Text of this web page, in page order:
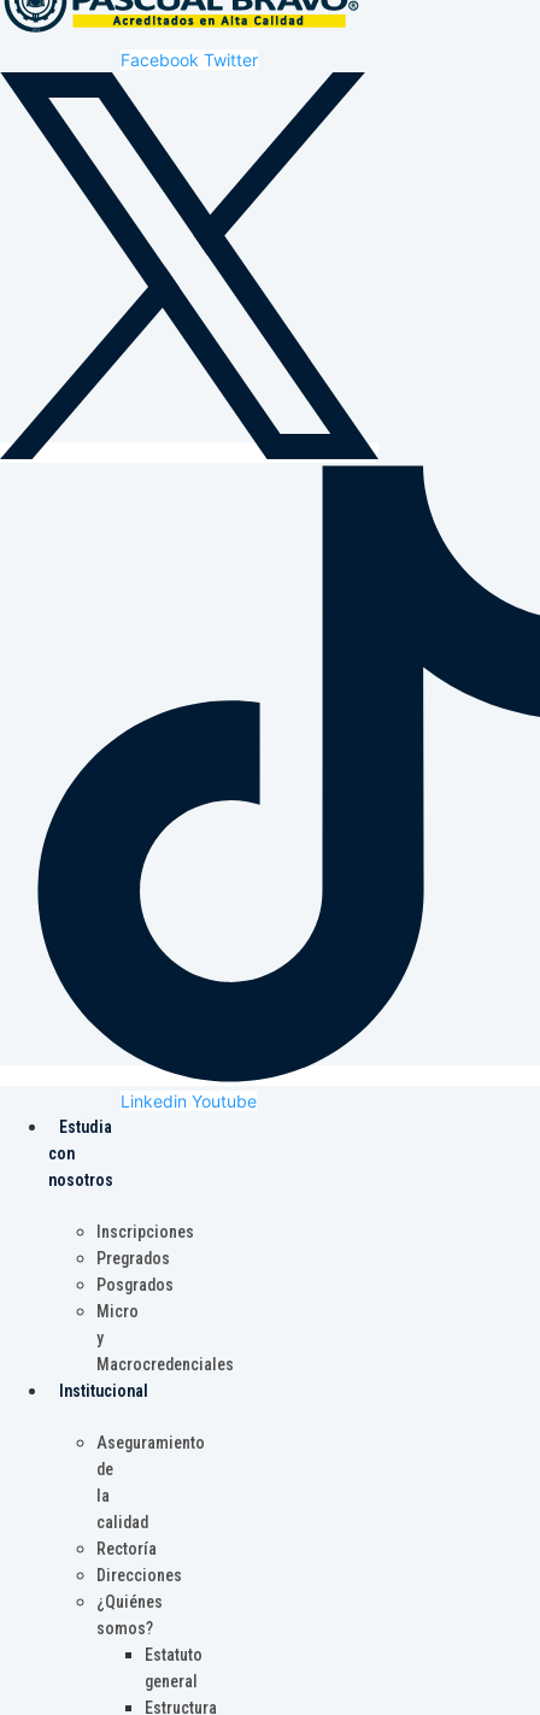
Facebook Twitter
Linkedin Youtube
Estudia
con
nosotros
Inscripciones
Pregrados
Posgrados
Micro
y
Macrocredenciales
Institucional
Aseguramiento
de
la
calidad
Rectoría
Direcciones
¿Quiénes
somos?
Estatuto
general
Estructura